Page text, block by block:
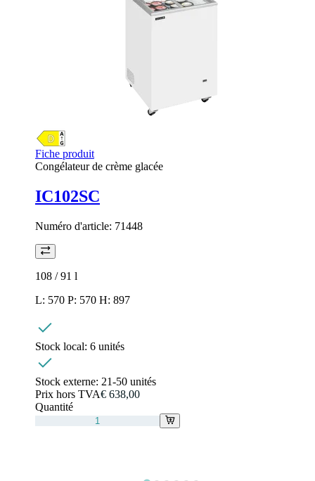
Fiche produit
Congélateur de crème glacée
IC102SC
Numéro d'article: 71448
108 / 91 l
L: 570 P: 570 H: 897
Stock local: 6 unités
Stock externe: 21-50 unités
Prix hors TVA€ 638,00
Quantité